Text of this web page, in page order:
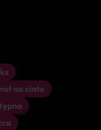
na ciało